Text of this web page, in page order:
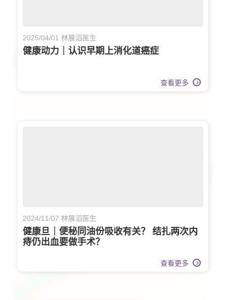
2025/04/01 林展滔医生
健康动力｜认识早期上消化道癌症
查看更多
2024/11/07 林展滔医生
健康旦｜便秘同油份吸收有关？ 结扎两次内
痔仍出血要做手术？
查看更多